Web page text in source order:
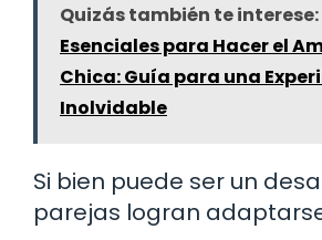
Quizás también te interese:
Esenciales para Hacer el
Chica: Guía para una
Inolvidable
Si bien puede ser un
parejas logran